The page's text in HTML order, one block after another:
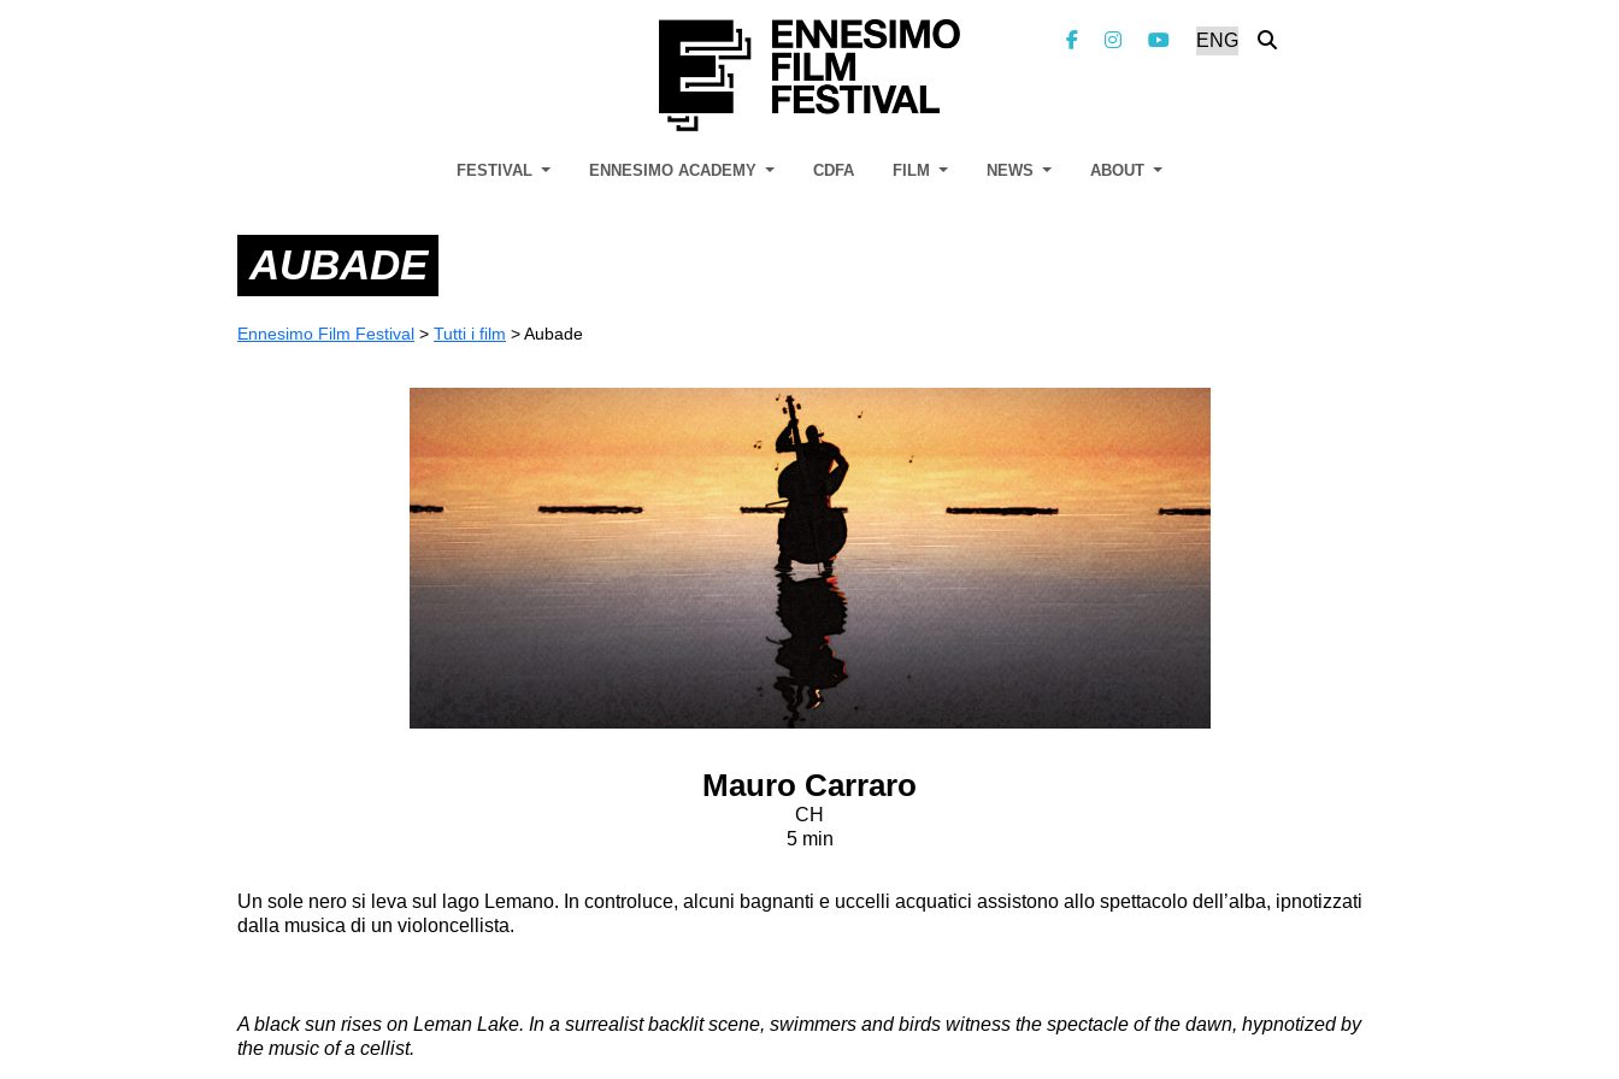
FESTIVAL ENNESIMO ACADEMY CDFA FILM NEWS ABOUT
AUBADE
Ennesimo Film Festival > Tutti i film > Aubade
Mauro Carraro
CH
5 min
Un sole nero si leva sul lago Lemano. In controluce, alcuni bagnanti e uccelli acquatici assistono allo spettacolo dell’alba, ipnotizzati
dalla musica di un violoncellista.
A black sun rises on Leman Lake. In a surrealist backlit scene, swimmers and birds witness the spectacle of the dawn, hypnotized by
the music of a cellist.